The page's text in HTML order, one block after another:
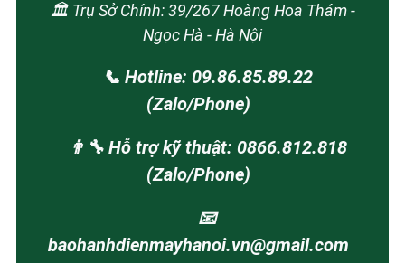
🏛️ Trụ Sở Chính: 39/267 Hoàng Hoa Thám -
Ngọc Hà - Hà Nội
📞 Hotline: 09.86.85.89.22
(Zalo/Phone)
👨‍🔧 Hỗ trợ kỹ thuật: 0866.812.818
(Zalo/Phone)
📧
baohanhdienmayhanoi.vn@gmail.com